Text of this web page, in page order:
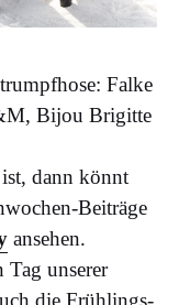
Falke
Bijou Brigitte
dann könnt
Beiträge
ansehen.
Tag unserer
die Frühlings-